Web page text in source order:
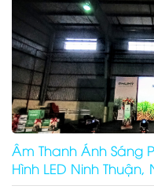
Âm Thanh Ánh Sáng
Hình LED Ninh Thuận,